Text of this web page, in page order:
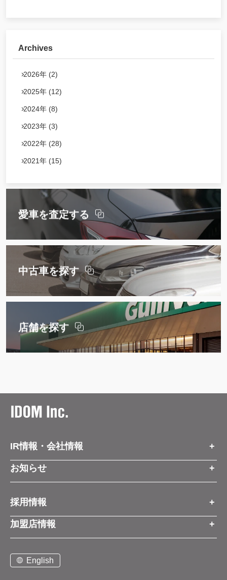
Archives
2026年 (2)
2025年 (12)
2024年 (8)
2023年 (3)
2022年 (28)
2021年 (15)
愛車を査定する
中古車を探す
店舗を探す
IR情報・会社情報
IR情報トップ
会社情報
お知らせ
経営方針
事業展開
お知らせ
プレスリリース
コーポレートブログ
お問い合わせ
採用情報
採用情報トップ
新卒営業職
中途営業職
加盟店情報
ご契約までの流れと費用
English